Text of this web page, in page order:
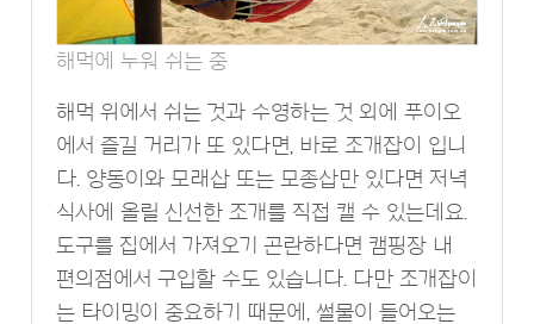
해먹에 누워 쉬는 중
해먹 위에서 쉬는 것과 수영하는 것 외에 푸이오
에서 즐길 거리가 또 있다면, 바로 조개잡이 입니
다. 양동이와 모래삽 또는 모종삽만 있다면 저녁
식사에 올릴 신선한 조개를 직접 캘 수 있는데요.
도구를 집에서 가져오기 곤란하다면 캠핑장 내
편의점에서 구입할 수도 있습니다. 다만 조개잡이
는 타이밍이 중요하기 때문에, 썰물이 들어오는